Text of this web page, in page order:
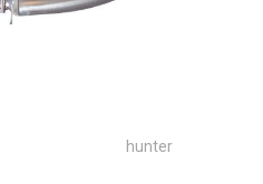
hunter